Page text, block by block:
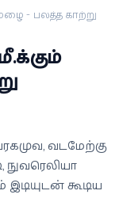
- பலத்த காற்று
வடமேற்கு
கூடிய